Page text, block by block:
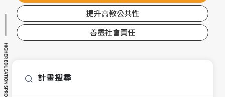
提升高教公共性
善盡社會責任
計畫搜尋